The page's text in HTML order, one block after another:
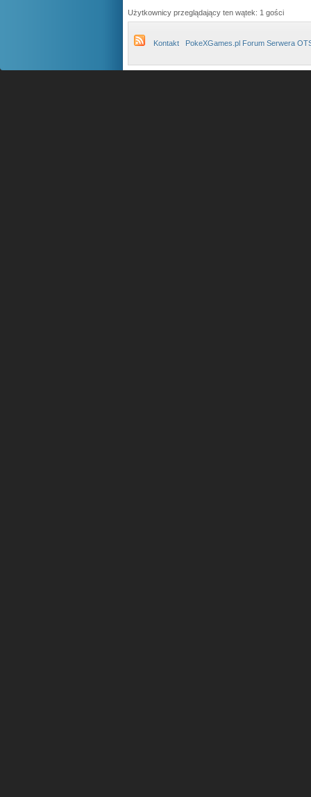
Użytkownicy przeglądający ten wątek: 1 gości
Kontakt PokeXGames.pl Forum Serwera